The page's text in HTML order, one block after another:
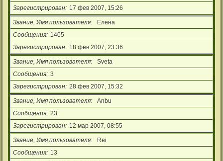
Зарегистрирован
17 фев 2007, 15:26
Звание, Имя пользователя
Елена
Сообщения
1405
Зарегистрирован
18 фев 2007, 23:36
Звание, Имя пользователя
Sveta
Сообщения 3
Зарегистрирован 28 фев 2007, 15:32
Звание, Имя пользователя
Anbu
Сообщения 23
Зарегистрирован
12 мар 2007, 08:55
Звание, Имя пользователя
Rei
Сообщения
13